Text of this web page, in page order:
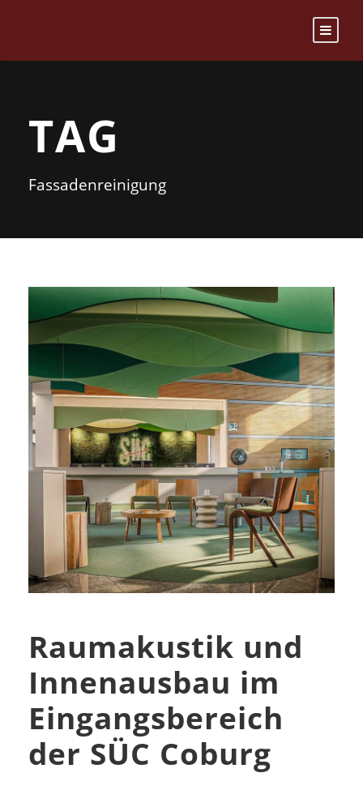
TAG
Fassadenreinigung
Raumakustik und
Innenausbau im
Eingangsbereich
der SÜC Coburg